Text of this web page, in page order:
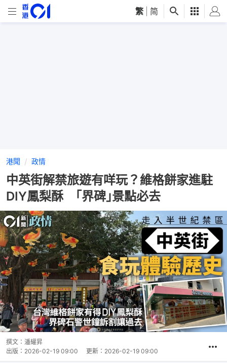
繁 简
港聞 政情
中英街解禁旅遊有咩玩？維格餅家進駐
DIY鳳梨酥 ｢界碑｣景點必去
撰文： 潘耀昇
出版： 2026-02-19 09:00 更新： 2026-02-19 09:00